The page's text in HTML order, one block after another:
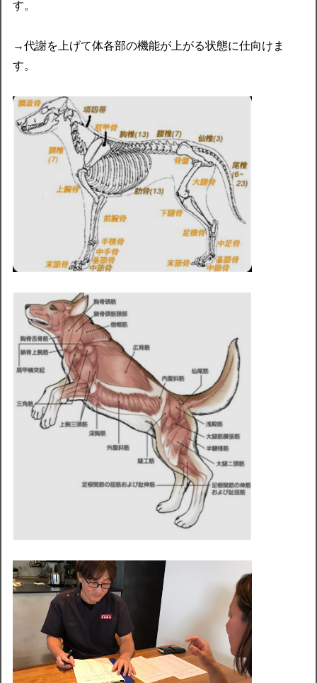
す。
→代謝を上げて体各部の機能が上がる状態に仕向けま
す。